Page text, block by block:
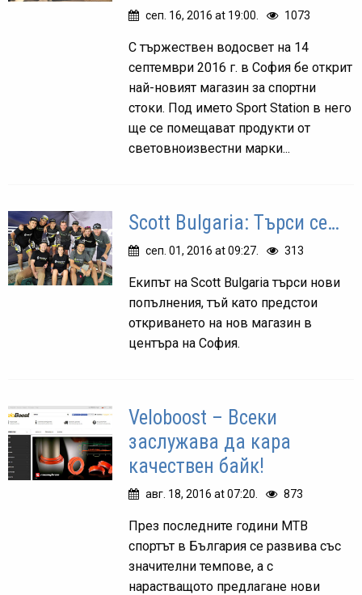
сеп. 16, 2016 at 19:00. 1073
С тържествен водосвет на 14
септември 2016 г. в София бе открит
най-новият магазин за спортни
стоки. Под името Sport Station в него
ще се помещават продукти от
световноизвестни марки...
Scott Bulgaria: Търси се…
сеп. 01, 2016 at 09:27. 313
Екипът на Scott Bulgaria търси нови
попълнения, тъй като предстои
откриването на нов магазин в
центъра на София.
Veloboost – Всеки
заслужава да кара
качествен байк!
авг. 18, 2016 at 07:20. 873
През последните години MTB
спортът в България се развива със
значителни темпове, а с
нарастващото предлаганe нови